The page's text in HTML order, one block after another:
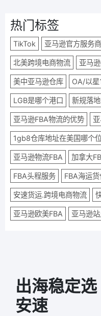
热门标签
TikTok 亚马逊官方服务商
北美跨境电商物流 亚马
美中亚马逊仓库 OA/以星
LGB是哪个港口 新规落地
亚马逊FBA物流的优势
1gb8仓库地址在美国哪个
亚马逊物流FBA 加拿大
FBA头程服务 FBA海运货
安速货运.跨境电商物流
亚马逊欧美FBA 亚马逊
出海稳定选
安速